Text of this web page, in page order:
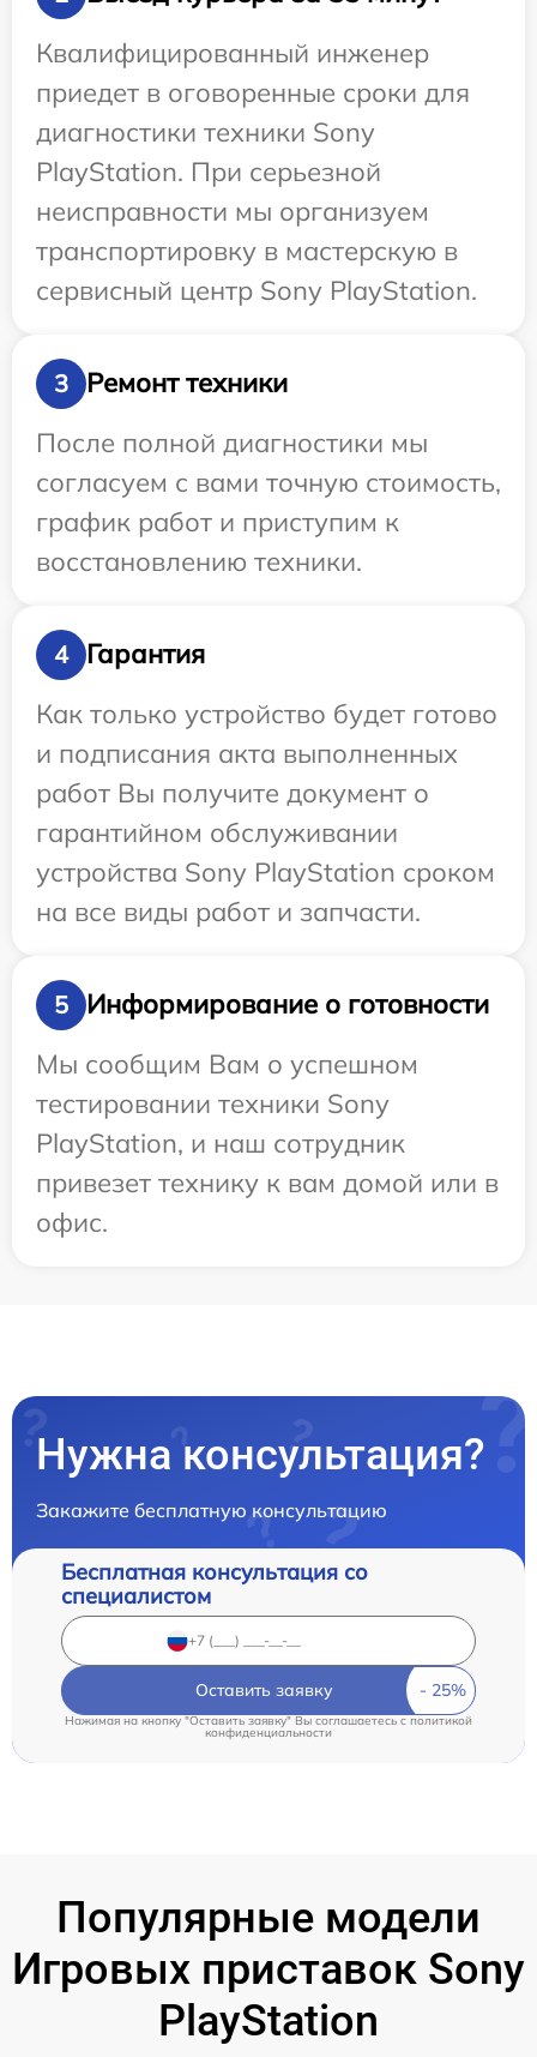
Квалифицированный инженер
приедет в оговоренные сроки для
диагностики техники Sony
PlayStation. При серьезной
неисправности мы организуем
транспортировку в мастерскую в
сервисный центр Sony PlayStation.
3
Ремонт техники
После полной диагностики мы
согласуем с вами точную стоимость,
график работ и приступим к
восстановлению техники.
4
Гарантия
Как только устройство будет готово
и подписания акта выполненных
работ Вы получите документ о
гарантийном обслуживании
устройства Sony PlayStation сроком
на все виды работ и запчасти.
5
Информирование о готовности
Мы сообщим Вам о успешном
тестировании техники Sony
PlayStation, и наш сотрудник
привезет технику к вам домой или в
офис.
Нужна консультация?
Закажите бесплатную консультацию
Бесплатная консультация со
специалистом
Оставить заявку
Нажимая на кнопку "Оставить заявку" Вы соглашаетесь cполитикой
конфиденциальности
Популярные модели
Игровых приставок Sony
PlayStation